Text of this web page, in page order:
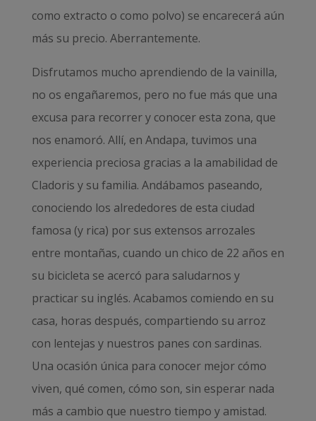
como extracto o como polvo) se encarecerá aún
más su precio. Aberrantemente.
Disfrutamos mucho aprendiendo de la vainilla,
no os engañaremos, pero no fue más que una
excusa para recorrer y conocer esta zona, que
nos enamoró. Allí, en Andapa, tuvimos una
experiencia preciosa gracias a la amabilidad de
Cladoris y su familia. Andábamos paseando,
conociendo los alrededores de esta ciudad
famosa (y rica) por sus extensos arrozales
entre montañas, cuando un chico de 22 años en
su bicicleta se acercó para saludarnos y
practicar su inglés. Acabamos comiendo en su
casa, horas después, compartiendo su arroz
con lentejas y nuestros panes con sardinas.
Una ocasión única para conocer mejor cómo
viven, qué comen, cómo son, sin esperar nada
más a cambio que nuestro tiempo y amistad.